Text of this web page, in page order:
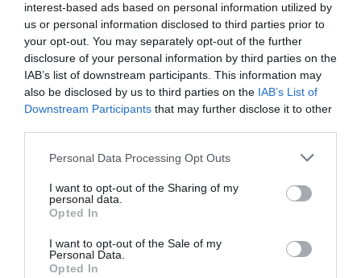
interest-based ads based on personal information utilized by
us or personal information disclosed to third parties prior to
your opt-out. You may separately opt-out of the further
disclosure of your personal information by third parties on the
IAB’s list of downstream participants. This information may
also be disclosed by us to third parties on the IAB’s List of
Downstream Participants that may further disclose it to other
Personal Data Processing Opt Outs
I want to opt-out of the Sharing of my
personal data.
Opted In
I want to opt-out of the Sale of my
Personal Data.
Opted In
Το3ο Κουδούνι Όπερα αποτελεί ένα διακαλλιτεχνικό
εκπαιδευτικό πρόγραμμα μουσικού θεάτρου διάρκειας
περίπου οκτώ μηνών με διαχρονική παρουσία στον
προγραμματισμό τωνΕκπαιδευτικών & Κοινωνικών
δράσεων της ΕΛΣ. Φέτος κλείνει την έκτη χρονιά
υλοποίησής του. Το πρόγραμμα φιλοδοξεί να εισαγάγει
παρουσίασης ενός σύγχρονου έργου μουσικού
θεάτρου μέσα από μια σειρά εργαστηρίων που
αξιοποιούν σύγχρονα και καινοτόμα εργαλεία και
διαρκούν ένα σχολικό έτος. Κατά τη διάρκεια του
προγράμματος, οι συμμετέχοντες έχουν τη δυνατότητα
να εξοικειωθούν και να πειραματιστούν με πρακτικές